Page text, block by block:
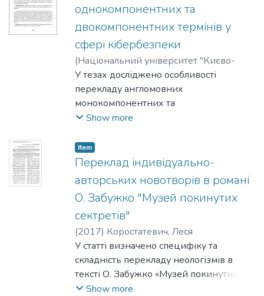
що дозволяють зберегти комунікативну
ефективність текстів. Досліджено
специфіку жанру мотиваційного
публічного мовлення, визначено типові
стилістичні прийоми (метафори,
анафори, антитези тощо) та
запропоновано ефективні підходи до їх
перекладу, такі як адаптація, компресія
однокомпонентних та
двокомпонентних термінів у
сфері кібербезпеки
(Національний університет "Києво-
Могилянська академія",2025)
Каньовська, Ілона
У тезах досліджено особливості
перекладу англомовних
монокомпонентних та
двокомпонентних термінів у сфері
автентичних фахових текстів
визначено типові перекладацькі
труднощі, пов’язані з контекстуальною
залежністю, полісемією та структурною
розбіжністю між мовами. Обґрунтовано
використання різних перекладацьких
стратегій: калькування, транскодування,
адаптації та описового перекладу.
Запропоновано практичні рекомендації
для забезпечення термінологічної
точності та узгодженості у фаховому
Show more
Item
Переклад індивідуально-
авторських новотворів в романі
О. Забужко "Музей покинутих
сектретів"
(2017) Коростатевич, Леся
У статті визначено специфіку та
складність перекладу неологізмів в
тексті О. Забужко «Музей покинутих
секретів». Подано приклади
Show more